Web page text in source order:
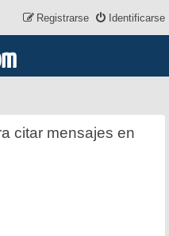
Identificarse
Registrarse
citar mensajes en